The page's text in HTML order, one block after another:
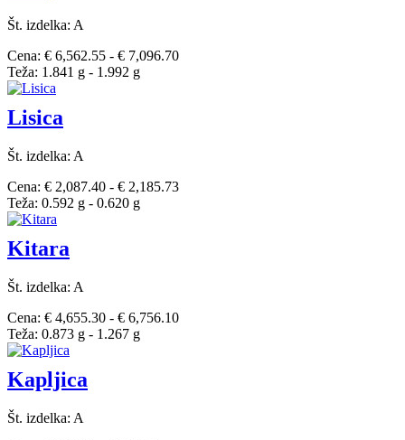
Št. izdelka: A
Cena: € 6,562.55 - € 7,096.70
Teža: 1.841 g - 1.992 g
Lisica
Št. izdelka: A
Cena: € 2,087.40 - € 2,185.73
Teža: 0.592 g - 0.620 g
Kitara
Št. izdelka: A
Cena: € 4,655.30 - € 6,756.10
Teža: 0.873 g - 1.267 g
Kapljica
Št. izdelka: A